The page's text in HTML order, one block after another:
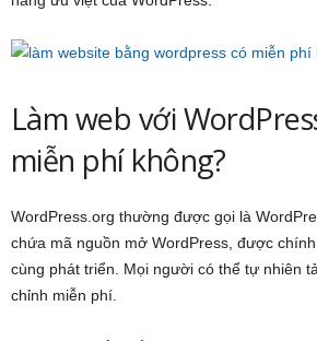
Làm web với
miễn phí không?
WordPress.org thường được gọi là
chứa mã nguồn mở WordPress, được
cùng phát triển. Mọi người có thể tự nhiên
chỉnh miễn phí.